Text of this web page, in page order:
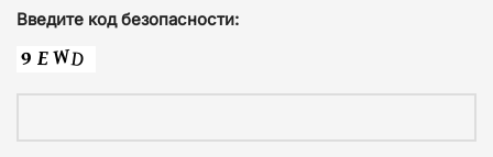
Введите код безопасности: